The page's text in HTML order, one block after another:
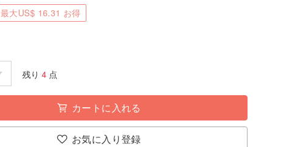
最大US$ 16.31 お得
残り 4 点
カートに入れる
お気に入り登録